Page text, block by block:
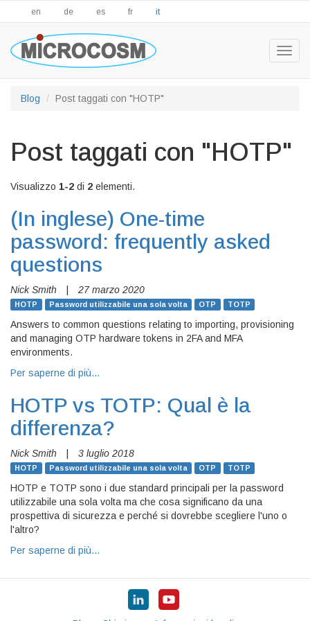
en de es fr it
Blog Post taggati con "HOTP"
Post taggati con "HOTP"
Visualizzo 1-2 di 2 elementi.
(In inglese) One-time
password: frequently asked
questions
Nick Smith 27 marzo 2020
HOTP Password utilizzabile una sola volta OTP TOTP
Answers to common questions relating to importing, provisioning
and managing OTP hardware tokens in 2FA and MFA
environments.
Per saperne di più…
HOTP vs TOTP: Qual è la
differenza?
Nick Smith 3 luglio 2018
HOTP Password utilizzabile una sola volta OTP TOTP
HOTP e TOTP sono i due standard principali per la password
utilizzabile una sola volta ma che cosa significano da una
prospettiva di sicurezza e perché si dovrebbe scegliere l'uno o
l'altro?
Per saperne di più…